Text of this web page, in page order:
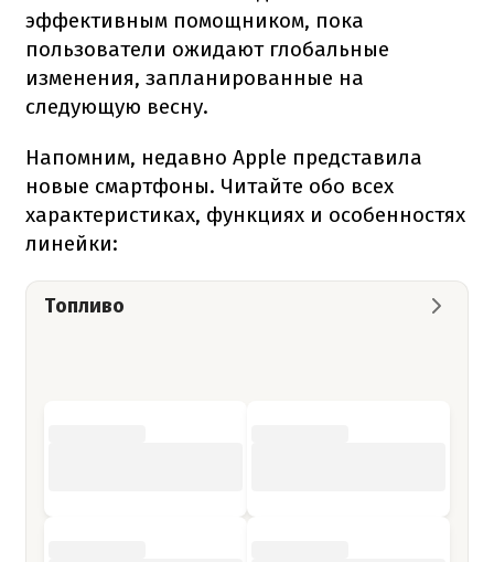
эффективным помощником, пока
пользователи ожидают глобальные
изменения, запланированные на
следующую весну.
Напомним, недавно Apple представила
новые смартфоны. Читайте обо всех
характеристиках, функциях и особенностях
линейки:
Топливо